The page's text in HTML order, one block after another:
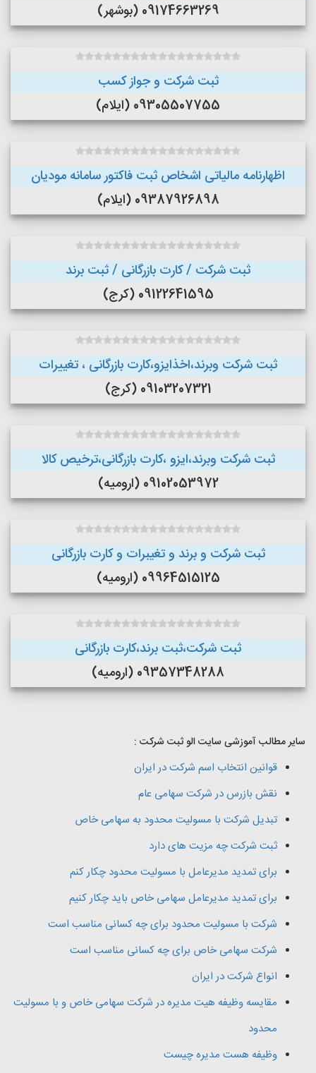
09174663269 (بوشهر)
ثبت شرکت و جواز کسب
09305507755 (ایلام)
اظهارنامه مالیاتی اشخاص ثبت فاکتور سامانه مودیان
09387926898 (ایلام)
ثبت شرکت / کارت بازرگانی / ثبت برند
09122641595 (کرج)
ثبت شرکت وبرند،اخذایزو،کارت بازرگانی ، تغییرات
09103207321 (کرج)
ثبت شرکت وبرند،ایزو ،کارت بازرگانی،ترخیص کالا
09102053972 (ارومیه)
ثبت شرکت و برند و تغیبرات و کارت بازرگانی
09964515125 (ارومیه)
ثبت شرکت،ثبت برند،کارت بازرگانی
09357348288 (ارومیه)
سایر مطالب آموزشی سایت الو ثبت شرکت :
قوانین انتخاب اسم شرکت در ایران
نقش بازرس در شرکت سهامی عام
تبدیل شرکت با مسولیت محدود به سهامی خاص
ثبت شرکت چه مزیت های دارد
برای تمدید مدیرعامل با مسولیت محدود چکار کنم
برای تمدید مدیرعامل سهامی خاص باید چکار کنیم
شرکت با مسولیت محدود برای چه کسانی مناسب است
شرکت سهامی خاص برای چه کسانی مناسب است
انواع شرکت در ایران
مقایسه وظیفه هیت مدیره در شرکت سهامی خاص و با مسولیت
محدود
وظیفه هست مدیره چیست